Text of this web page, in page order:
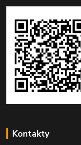
Kontakty